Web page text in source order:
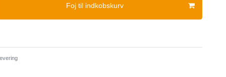
Foj til indkobskurv